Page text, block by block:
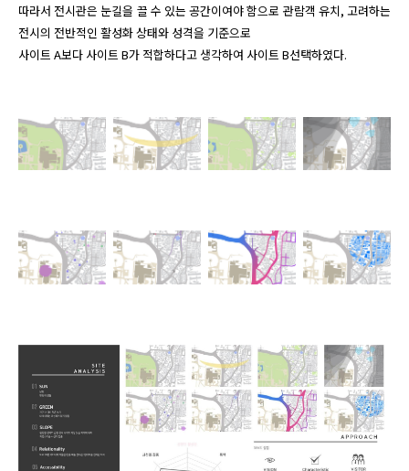
따라서 전시관은 눈길을 끌 수 있는 공간이여야 함으로 관람객 유치, 고려하는
전시의 전반적인 활성화 상태와 성격을 기준으로
사이트 A보다 사이트 B가 적합하다고 생각하여 사이트 B선택하였다.